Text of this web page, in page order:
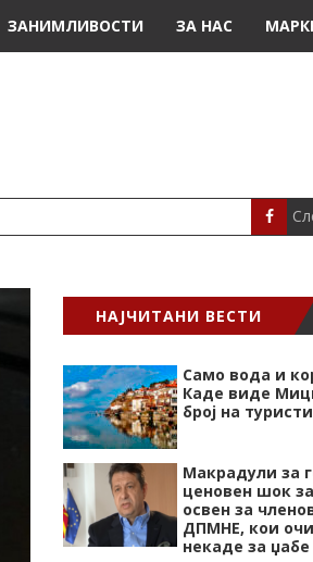
ЗАНИМЛИВОСТИ ЗА НАС
НАЈЧИТАНИ ВЕСТИ
Само вода и
Каде виде
број на
Макрадули за
ценовен шок
освен за
ДПМНЕ, кои
некаде за џабе